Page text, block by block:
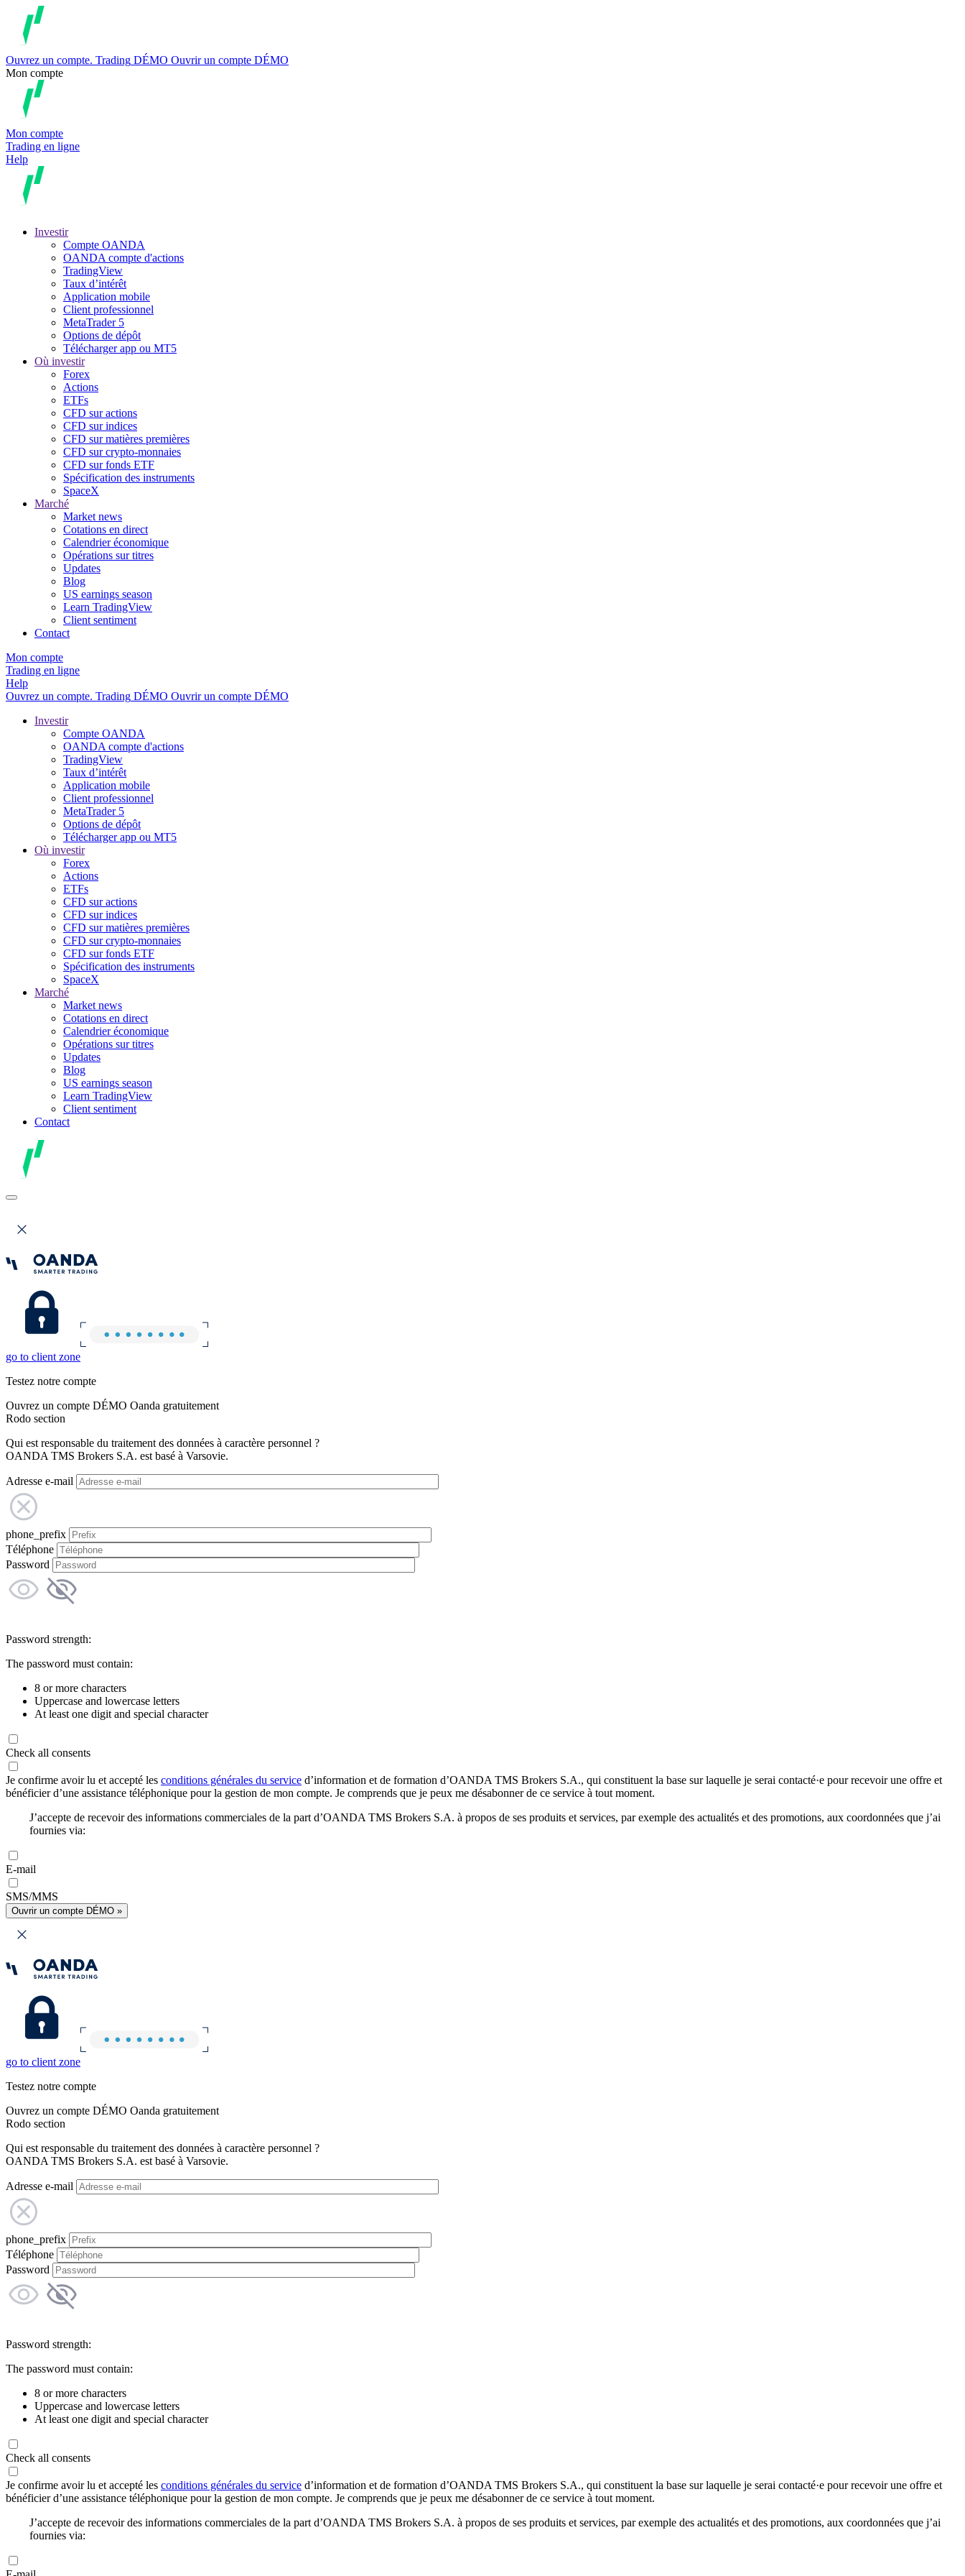
Ouvrez un compte. Trading DÉMO Ouvrir un compte DÉMO
Mon compte
Mon compte
Trading en ligne
Help
Investir
Compte OANDA
OANDA compte d'actions
TradingView
Taux d’intérêt
Application mobile
Client professionnel
MetaTrader 5
Options de dépôt
Télécharger app ou MT5
Où investir
Forex
Actions
ETFs
CFD sur actions
CFD sur indices
CFD sur matières premières
CFD sur crypto-monnaies
CFD sur fonds ETF
Spécification des instruments
SpaceX
Marché
Market news
Cotations en direct
Calendrier économique
Opérations sur titres
Updates
Blog
US earnings season
Learn TradingView
Client sentiment
Contact
Mon compte
Trading en ligne
Help
Ouvrez un compte. Trading DÉMO Ouvrir un compte DÉMO
Investir
Compte OANDA
OANDA compte d'actions
TradingView
Taux d’intérêt
Application mobile
Client professionnel
MetaTrader 5
Options de dépôt
Télécharger app ou MT5
Où investir
Forex
Actions
ETFs
CFD sur actions
CFD sur indices
CFD sur matières premières
CFD sur crypto-monnaies
CFD sur fonds ETF
Spécification des instruments
SpaceX
Marché
Market news
Cotations en direct
Calendrier économique
Opérations sur titres
Updates
Blog
US earnings season
Learn TradingView
Client sentiment
Contact
go to client zone
Testez notre compte
Ouvrez un compte DÉMO Oanda gratuitement
Rodo section
Qui est responsable du traitement des données à caractère personnel ?
OANDA TMS Brokers S.A. est basé à Varsovie.
Adresse e-mail
phone_prefix
Téléphone
Password
Password strength:
The password must contain:
8 or more characters
Uppercase and lowercase letters
At least one digit and special character
Check all consents
Je confirme avoir lu et accepté les conditions générales du service d’information et de formation d’OANDA TMS Brokers S.A., qui constituent la base sur laquelle je serai contacté·e pour recevoir une offre et
bénéficier d’une assistance téléphonique pour la gestion de mon compte. Je comprends que je peux me désabonner de ce service à tout moment.
J’accepte de recevoir des informations commerciales de la part d’OANDA TMS Brokers S.A. à propos de ses produits et services, par exemple des actualités et des promotions, aux coordonnées que j’ai
fournies via:
E-mail
SMS/MMS
Ouvrir un compte DÉMO »
go to client zone
Testez notre compte
Ouvrez un compte DÉMO Oanda gratuitement
Rodo section
Qui est responsable du traitement des données à caractère personnel ?
OANDA TMS Brokers S.A. est basé à Varsovie.
Adresse e-mail
phone_prefix
Téléphone
Password
Password strength:
The password must contain:
8 or more characters
Uppercase and lowercase letters
At least one digit and special character
Check all consents
Je confirme avoir lu et accepté les conditions générales du service d’information et de formation d’OANDA TMS Brokers S.A., qui constituent la base sur laquelle je serai contacté·e pour recevoir une offre et
bénéficier d’une assistance téléphonique pour la gestion de mon compte. Je comprends que je peux me désabonner de ce service à tout moment.
J’accepte de recevoir des informations commerciales de la part d’OANDA TMS Brokers S.A. à propos de ses produits et services, par exemple des actualités et des promotions, aux coordonnées que j’ai
fournies via: